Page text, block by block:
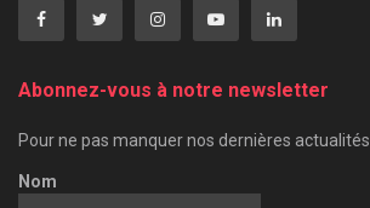
Abonnez-vous à notre newsletter
Pour ne pas manquer nos dernières actualités.
Nom